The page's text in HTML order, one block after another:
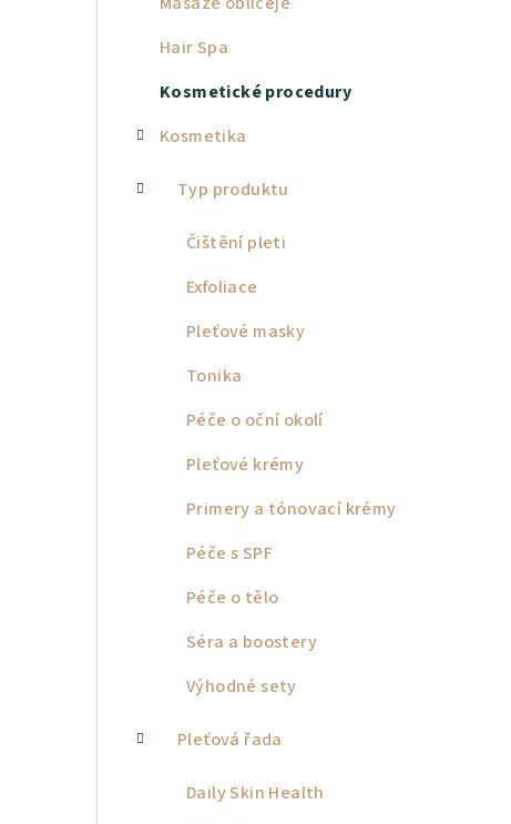
Hair Spa
Kosmetické procedury
Kosmetika
Typ produktu
Čištění pleti
Exfoliace
Pleťové masky
Tonika
Péče o oční okolí
Pleťové krémy
Primery a tónovací krémy
Péče s SPF
Péče o tělo
Séra a boostery
Výhodné sety
Pleťová řada
Daily Skin Health